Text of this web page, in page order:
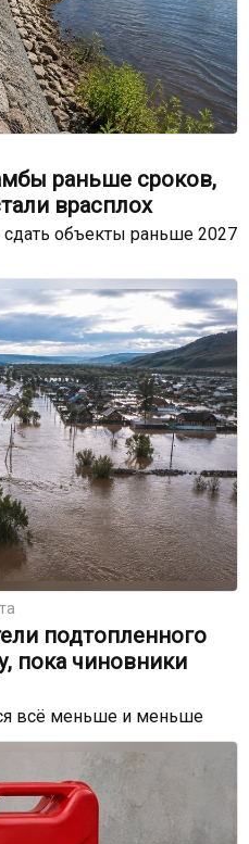
раньше сроков,
врасплох
сдать объекты раньше 2027
подтопленного
пока чиновники
всё меньше и меньше